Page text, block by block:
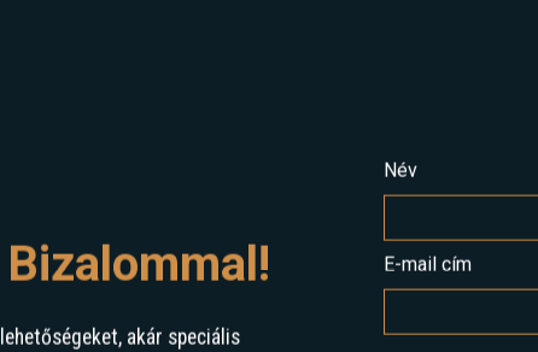
akár speciális
Név
E-mail cím